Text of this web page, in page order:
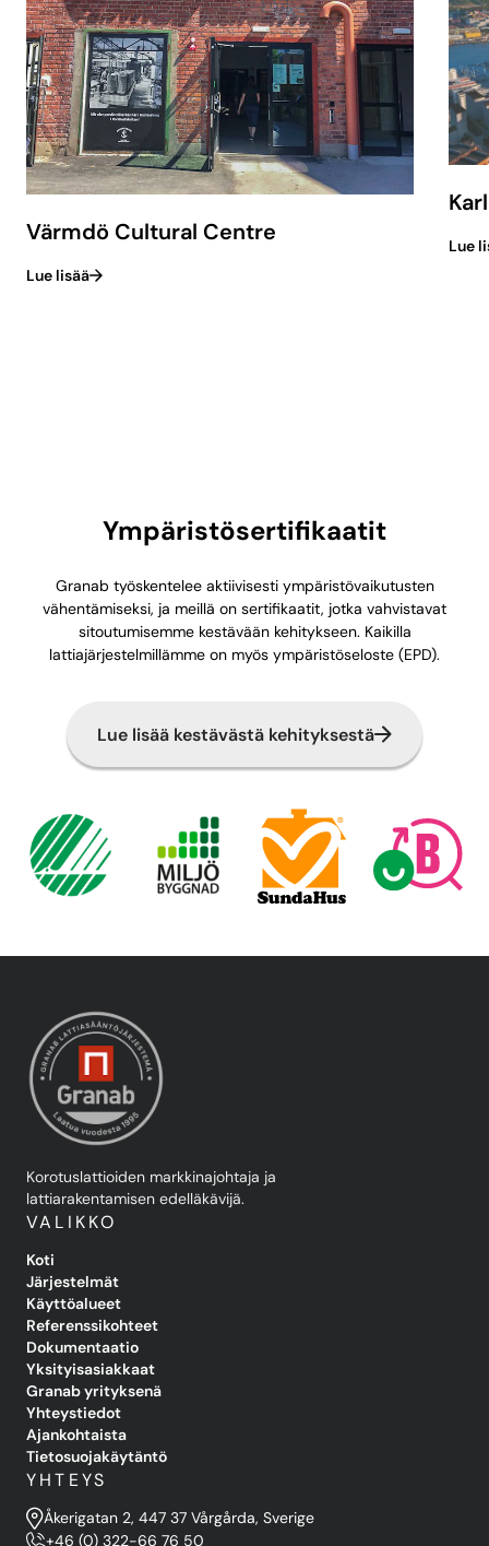
Värmdö Cultural Centre
Lue lisää
Lue
Ympäristösertifikaatit
Granab työskentelee aktiivisesti ympäristövaikutusten
vähentämiseksi, ja meillä on sertifikaatit, jotka vahvistavat
sitoutumisemme kestävään kehitykseen. Kaikilla
lattiajärjestelmillämme on myös ympäristöseloste (EPD).
Lue lisää kestävästä kehityksestä
Korotuslattioiden markkinajohtaja ja
lattiarakentamisen edelläkävijä.
VALIKKO
Koti
Järjestelmät
Käyttöalueet
Referenssikohteet
Dokumentaatio
Yksityisasiakkaat
Granab yrityksenä
Yhteystiedot
Ajankohtaista
Tietosuojakäytäntö
YHTEYS
Åkerigatan 2, 447 37 Vårgårda, Sverige
+46 (0) 322-66 76 50